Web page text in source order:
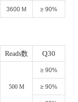
3600 M ≥ 90%
Reads数 Q30
500 M
≥ 90%
≥ 90%